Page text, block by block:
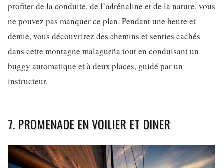
profiter de la conduite, de l’adrénaline et de la nature, vous
ne pouvez pas manquer ce plan. Pendant une heure et
demie, vous découvrirez des chemins et senties cachés
dans cette montagne malagueña tout en conduisant un
buggy automatique et à deux places, guidé par un
instructeur.
7. PROMENADE EN VOILIER ET DINER